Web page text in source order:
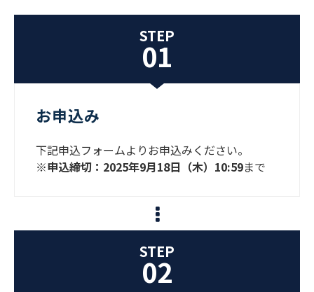
STEP
01
お申込み
下記申込フォームよりお申込みください。
※申込締切：2025年9月18日（木）10:59まで
STEP
02